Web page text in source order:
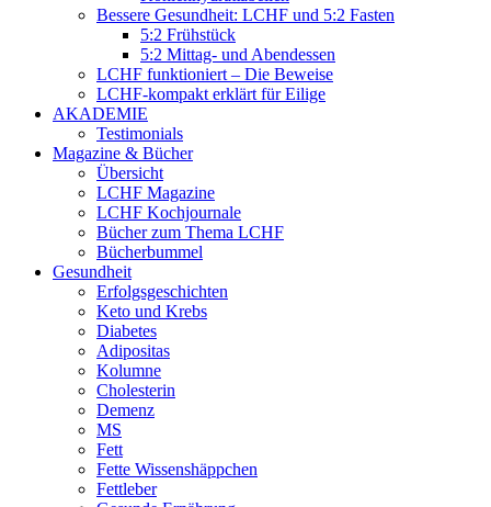
Bessere Gesundheit: LCHF und 5:2 Fasten
5:2 Frühstück
5:2 Mittag- und Abendessen
LCHF funktioniert – Die Beweise
LCHF-kompakt erklärt für Eilige
AKADEMIE
Testimonials
Magazine & Bücher
Übersicht
LCHF Magazine
LCHF Kochjournale
Bücher zum Thema LCHF
Bücherbummel
Gesundheit
Erfolgsgeschichten
Keto und Krebs
Diabetes
Adipositas
Kolumne
Cholesterin
Demenz
MS
Fett
Fette Wissenshäppchen
Fettleber